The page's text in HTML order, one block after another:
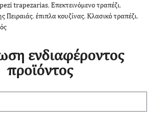
trapezarias,Επεκτεινόμενο τραπέζι,
Πειραιάς,έπιπλα κουζίνας,Κλασικό τραπέζι,
ενδιαφέροντος
προϊόντος